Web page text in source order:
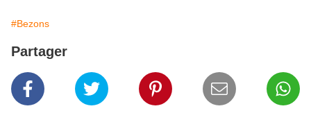
#Bezons
Partager